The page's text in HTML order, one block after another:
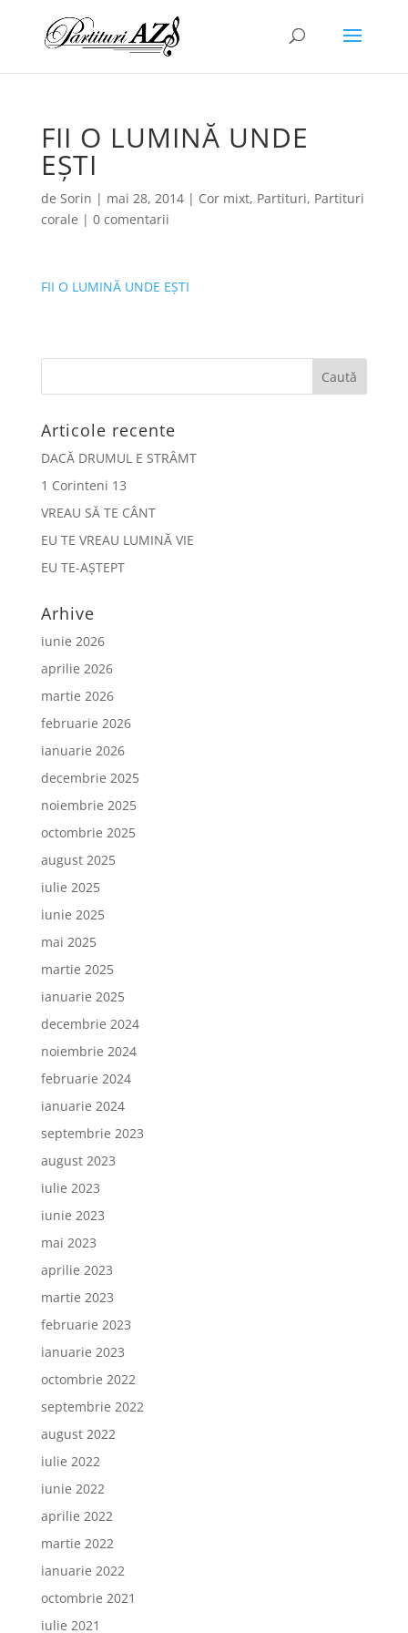
FII O LUMINĂ UNDE
EȘTI
de Sorin | mai 28, 2014| Cor mixt, Partituri, Partituri
corale | 0 comentarii
FII O LUMINĂ UNDE EȘTI
Articole recente
DACĂ DRUMUL E STRÂMT
1 Corinteni 13
VREAU SĂ TE CÂNT
EU TE VREAU LUMINĂ VIE
EU TE-AȘTEPT
Arhive
iunie 2026
aprilie 2026
martie 2026
februarie 2026
ianuarie 2026
decembrie 2025
noiembrie 2025
octombrie 2025
august 2025
iulie 2025
iunie 2025
mai 2025
martie 2025
ianuarie 2025
decembrie 2024
noiembrie 2024
februarie 2024
ianuarie 2024
septembrie 2023
august 2023
iulie 2023
iunie 2023
mai 2023
aprilie 2023
martie 2023
februarie 2023
ianuarie 2023
octombrie 2022
septembrie 2022
august 2022
iulie 2022
iunie 2022
aprilie 2022
martie 2022
ianuarie 2022
octombrie 2021
iulie 2021